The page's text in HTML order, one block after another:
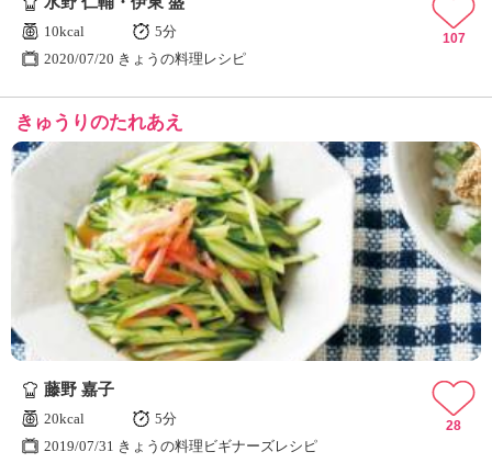
10kcal
5分
2020/07/20 きょうの料理レシピ
107
きゅうりのたれあえ
藤野 嘉子
20kcal
5分
2019/07/31 きょうの料理ビギナーズレシピ
28